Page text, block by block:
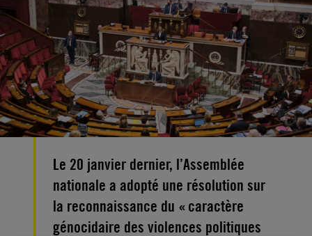
Le 20 janvier dernier, l’Assemblée
nationale a adopté une résolution sur
la reconnaissance du « caractère
génocidaire des violences politiques